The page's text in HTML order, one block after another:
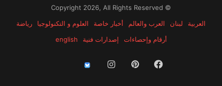
© Copyright 2026, All Rights Reserved
العربية
لبنان العرب والعالم أخبار خاصة العلوم و التكنولوجيا
رياضة
أرقام وإحصاءات
إصدارات فنية english
فيسبوكبينتيريستانستقرام